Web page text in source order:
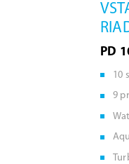
PD
10
9